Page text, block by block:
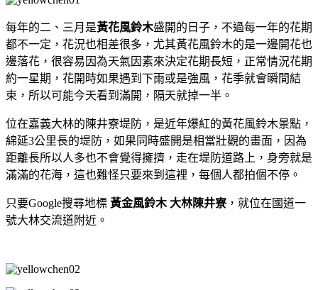
每年的二、三月是黃花風鈴木盛開的日子，不過每一年的花期
都不一定，花況也相差很多，尤其黃花風鈴木的是一邊開花也
邊落花，很容易因為天氣因素來決定花期長短，正常情況花期
約一星期，花開時如果遇到下雨或是強風，花季就會瞬間結
束，所以可能今天看到滿開，隔天就掉一半。
位在嘉義大林的陳井寮堤防，是近年爆紅的黃花風鈴木景點，
綿延3公里長的堤防，如果同時盛開是相當壯觀的畫面，因為
距離長所以人多也不會覺得擁擠，走在堤防道路上，身旁就是
滿滿的花海，這也難怪只要來到這裡，每個人都拍個不停。
只要Google搜尋地標 黃金風鈴木 大林陳井寮，就位在國道一
號大林交流道附近。